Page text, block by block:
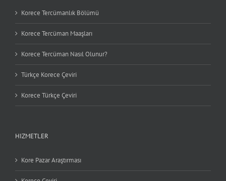
Korece Tercümanlık Bölümü
Korece Tercüman Maaşları
Korece Tercüman Nasıl Olunur?
Türkçe Korece Çeviri
Korece Türkçe Çeviri
HIZMETLER
Kore Pazar Araştırması